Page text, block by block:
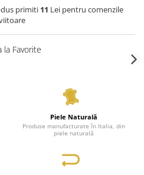
primiti 11 Lei pentru comenzile
la Favorite
Piele Naturală
Produse manufacturate în Italia, din
piele naturală